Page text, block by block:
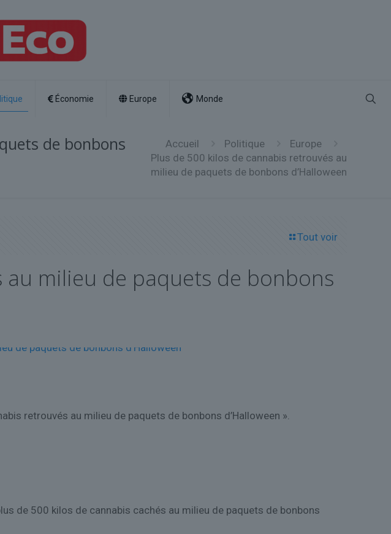
Économie Europe Monde
de bonbons Accueil Politique
Europe
Plus de 500 kilos de cannabis retrouvés au
milieu de paquets de bonbons d’Halloween
Tout voir
milieu de paquets de bonbons
retrouvés au milieu de paquets de bonbons d’Halloween ».
de 500 kilos de cannabis cachés au milieu de paquets de bonbons